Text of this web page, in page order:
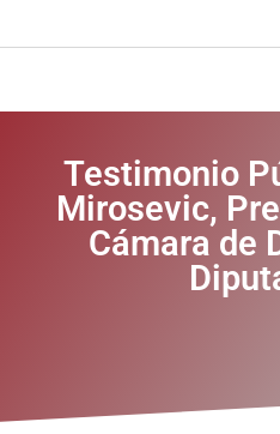
Testimonio
Mirosevic,
Cámara de